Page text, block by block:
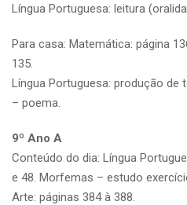
Língua Portuguesa: leitura
Para casa: Matemática: página
135.
Língua Portuguesa: produção de
– poema.
9º Ano A
Conteúdo do dia: Língua
e 48. Morfemas – estudo
Arte: páginas 384 à 388.